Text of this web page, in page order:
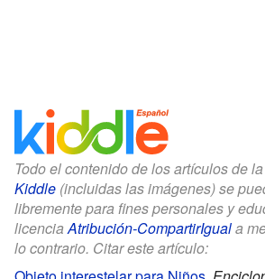
Todo el contenido de los artículos de la
Kiddle (incluidas las imágenes) se
libremente para fines personales y
licenciaAtribución-CompartirIguala
lo contrario. Citar este artículo: